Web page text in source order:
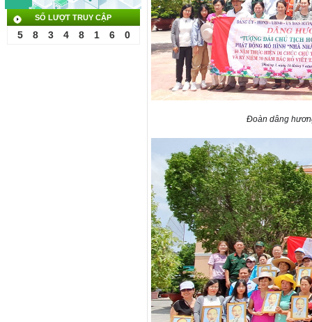
SỐ LƯỢT TRUY CẬP
5 8 3 4 8 1 6 0
Đoàn dâng